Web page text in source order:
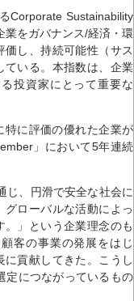
Corporate Sustainability
をガバナンス/経済・環
し、持続可能性（サス
ている。本指数は、企業
投資家にとって重要な
に評価の優れた企業が
」において5年連続
、円滑で安全な社会に
ローバルな活動によっ
」という企業理念のも
客の事業の発展をはじ
貢献してきた。こうし
定につながっているもの